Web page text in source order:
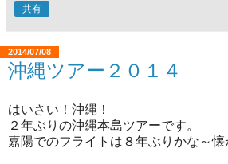
共有
2014/07/08
沖縄ツアー２０１４
はいさい！沖縄！
２年ぶりの沖縄本島ツアーです。
嘉陽でのフライトは８年ぶりかな～懐